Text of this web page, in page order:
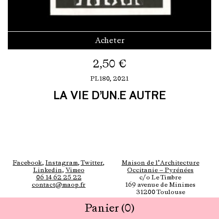
Acheter
2,50 €
PL180, 2021
LA VIE D’UN.E AUTRE
Panier (0)
Facebook, Instagram, Twitter,
Linkedin, Vimeo
Maison de l’Architecture
Occitanie — Pyrénées
06 14 62 25 22
contact@maop.fr
c/o Le Timbre
169 avenue de Minimes
31200 Toulouse